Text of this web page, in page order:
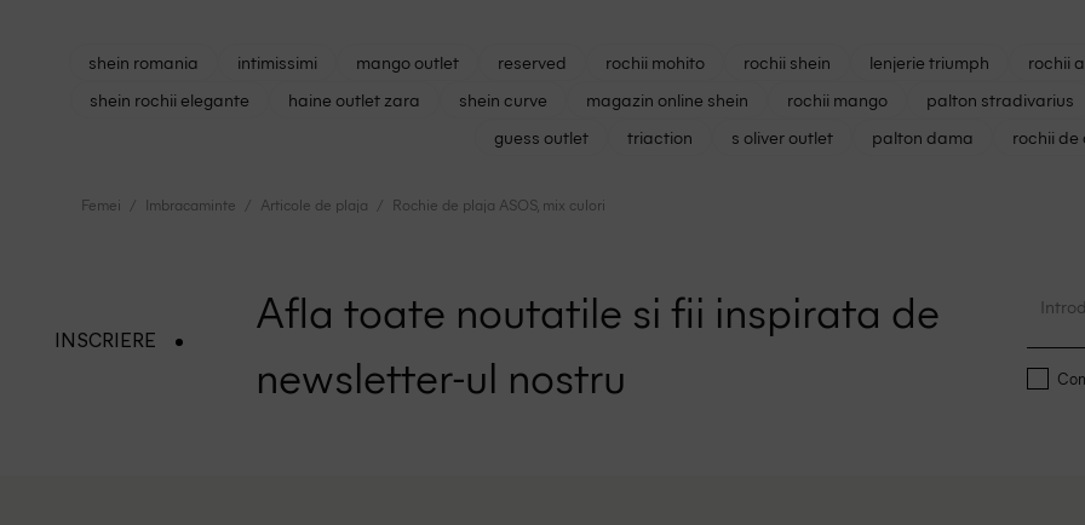
shein romania intimissimi mango outlet reserved rochii mohito rochii shein lenjerie triumph rochii
shein rochii elegante
haine outlet zara shein curve magazin online shein rochii mango palton stradivarius
guess outlet
triaction s oliver outlet palton dama rochii de
Femei Imbracaminte Articole de plaja Rochie de plaja ASOS, mix culori
INSCRIERE
Afla toate noutatile si fii inspirata de
newsletter-ul nostru